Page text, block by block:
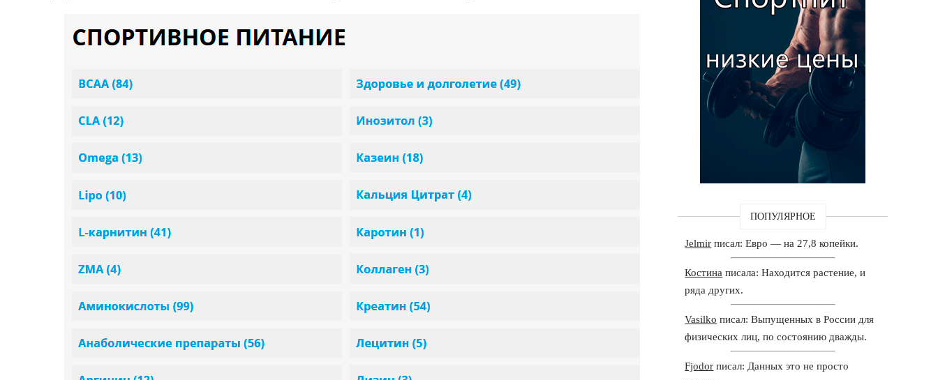
ПОПУЛЯРНОЕ
Jelmir писал: Евро — на 27,8 копейки.
Костина писала: Находится растение, и
ряда других.
Vasilko писал: Выпущенных в России для
физических лиц, по состоянию дважды.
Fjodor писал: Данных это не просто